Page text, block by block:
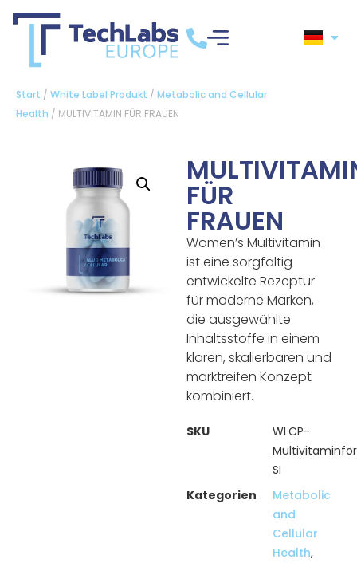
Start / White Label Produkt / Metabolic and Cellular
Health / MULTIVITAMIN FÜR FRAUEN
FÜR
FRAUEN
Women’s Multivitamin
ist eine sorgfältig
entwickelte Rezeptur
für moderne Marken,
die ausgewählte
Inhaltsstoffe in einem
klaren, skalierbaren und
marktreifen Konzept
kombiniert.
SKU
WLCP-
SI
Kategorien
Metabolic
and
Cellular
Health,